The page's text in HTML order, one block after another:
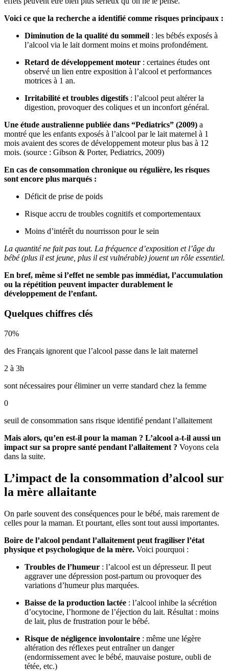
Voici ce que la recherche a identifié comme risques principaux :
Diminution de la qualité du sommeil : les bébés exposés à
l’alcool via le lait dorment moins et moins profondément.
Retard de développement moteur : certaines études ont
observé un lien entre exposition à l’alcool et performances
motrices à 1 an.
Irritabilité et troubles digestifs : l’alcool peut altérer la
digestion, provoquer des coliques et un inconfort général.
Une étude australienne publiée dans “Pediatrics” (2009) a
montré que les enfants exposés à l’alcool par le lait maternel à 1
mois avaient des scores de développement moteur plus bas à 12
mois. (source : Gibson & Porter, Pediatrics, 2009)
En cas de consommation chronique ou régulière, les risques
sont encore plus marqués :
Déficit de prise de poids
Risque accru de troubles cognitifs et comportementaux
Moins d’intérêt du nourrisson pour le sein
La quantité ne fait pas tout. La fréquence d’exposition et l’âge du
bébé (plus il est jeune, plus il est vulnérable) jouent un rôle essentiel.
En bref, même si l’effet ne semble pas immédiat, l’accumulation
ou la répétition peuvent impacter durablement le
développement de l’enfant.
Quelques chiffres clés
70%
des Français ignorent que l’alcool passe dans le lait maternel
2 à 3h
sont nécessaires pour éliminer un verre standard chez la femme
0
seuil de consommation sans risque identifié pendant l’allaitement
Mais alors, qu’en est-il pour la maman ? L’alcool a-t-il aussi un
impact sur sa propre santé pendant l’allaitement ? Voyons cela
dans la suite.
L’impact de la consommation d’alcool sur
la mère allaitante
On parle souvent des conséquences pour le bébé, mais rarement de
celles pour la maman. Et pourtant, elles sont tout aussi importantes.
Boire de l’alcool pendant l’allaitement peut fragiliser l’état
physique et psychologique de la mère. Voici pourquoi :
Troubles de l’humeur : l’alcool est un dépresseur. Il peut
aggraver une dépression post-partum ou provoquer des
variations d’humeur plus marquées.
Baisse de la production lactée : l’alcool inhibe la sécrétion
d’ocytocine, l’hormone de l’éjection du lait. Résultat : moins
de lait, plus de frustration pour le bébé.
Risque de négligence involontaire : même une légère
altération des réflexes peut entraîner un danger
(endormissement avec le bébé, mauvaise posture, oubli de
tétée, etc.)